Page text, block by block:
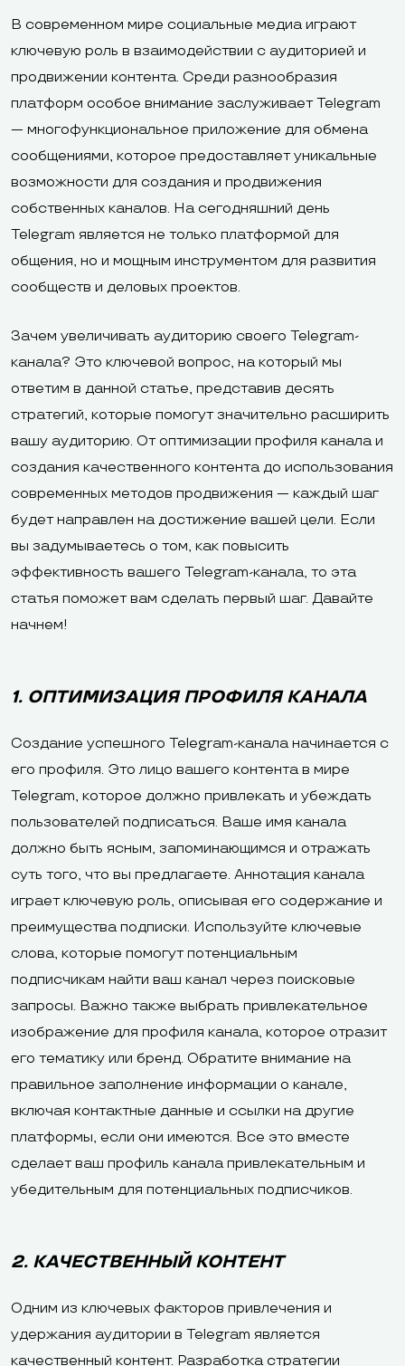
В современном мире социальные медиа играют
ключевую роль в взаимодействии с аудиторией и
продвижении контента. Среди разнообразия
платформ особое внимание заслуживает Telegram
— многофункциональное приложение для обмена
сообщениями, которое предоставляет уникальные
возможности для создания и продвижения
собственных каналов. На сегодняшний день
Telegram является не только платформой для
общения, но и мощным инструментом для развития
сообществ и деловых проектов.
Зачем увеличивать аудиторию своего Telegram-
канала? Это ключевой вопрос, на который мы
ответим в данной статье, представив десять
стратегий, которые помогут значительно расширить
вашу аудиторию. От оптимизации профиля канала и
создания качественного контента до использования
современных методов продвижения — каждый шаг
будет направлен на достижение вашей цели. Если
вы задумываетесь о том, как повысить
эффективность вашего Telegram-канала, то эта
статья поможет вам сделать первый шаг. Давайте
начнем!
1. ОПТИМИЗАЦИЯ ПРОФИЛЯ КАНАЛА
Создание успешного Telegram-канала начинается с
его профиля. Это лицо вашего контента в мире
Telegram, которое должно привлекать и убеждать
пользователей подписаться. Ваше имя канала
должно быть ясным, запоминающимся и отражать
суть того, что вы предлагаете. Аннотация канала
играет ключевую роль, описывая его содержание и
преимущества подписки. Используйте ключевые
слова, которые помогут потенциальным
подписчикам найти ваш канал через поисковые
запросы. Важно также выбрать привлекательное
изображение для профиля канала, которое отразит
его тематику или бренд. Обратите внимание на
правильное заполнение информации о канале,
включая контактные данные и ссылки на другие
платформы, если они имеются. Все это вместе
сделает ваш профиль канала привлекательным и
убедительным для потенциальных подписчиков.
2. КАЧЕСТВЕННЫЙ КОНТЕНТ
Одним из ключевых факторов привлечения и
удержания аудитории в Telegram является
качественный контент. Разработка стратегии